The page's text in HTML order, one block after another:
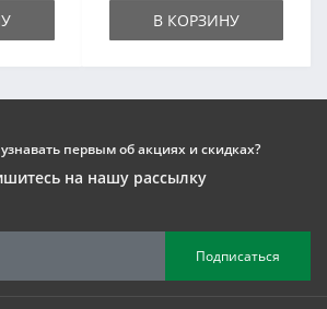
В КОРЗИНУ
первым об акциях и скидках?
на нашу рассылку
Подписаться